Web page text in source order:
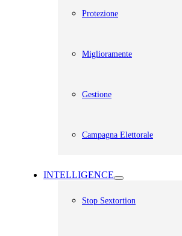
Protezione
Miglioramente
Gestione
Campagna Elettorale
INTELLIGENCE
Stop Sextortion